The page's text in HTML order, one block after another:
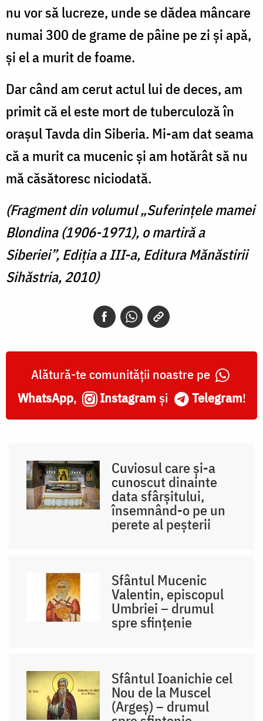
nu vor să lucreze, unde se dădea mâncare
numai 300 de grame de pâine pe zi şi apă,
şi el a murit de foame.
Dar când am cerut actul lui de deces, am
primit că el este mort de tuberculoză în
oraşul Tavda din Siberia. Mi-am dat seama
că a murit ca mucenic şi am hotărât să nu
mă căsătoresc niciodată.
(Fragment din volumul „Suferințele mamei
Blondina (1906-1971), o martiră a
Siberiei”, Ediția a III-a, Editura Mănăstirii
Sihăstria, 2010)
Alătură-te comunității noastre pe
WhatsApp, Instagram și Telegram!
Cuviosul care și-a
cunoscut dinainte
data sfârșitului,
însemnând-o pe un
perete al peșterii
Sfântul Mucenic
Valentin, episcopul
Umbriei – drumul
spre sfințenie
Sfântul Ioanichie cel
Nou de la Muscel
(Argeș) – drumul